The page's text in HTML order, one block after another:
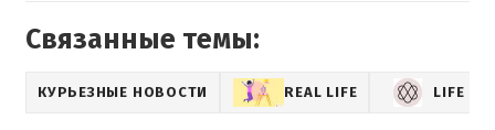
Связанные темы:
КУРЬЕЗНЫЕ НОВОСТИ REAL LIFE LIFE